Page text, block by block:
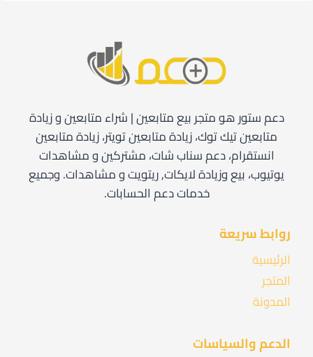
دعم ستور هو متجر بيع متابعين | شراء متابعين و زيادة
متابعين تيك توك، زيادة متابعين تويتر، زيادة متابعين
انستقرام، دعم سناب شات، مشتركين و مشاهدات
يوتيوب، بيع وزيادة لايكات, ريتويت و مشاهدات. وجميع
خدمات دعم الحسابات.
روابط سريعة
الرئيسية
المتجر
المدونة
الدعم والسياسات